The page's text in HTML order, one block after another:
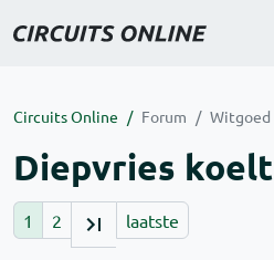
Circuits Online Forum Witgoed
Diepvries
1 2 laatste